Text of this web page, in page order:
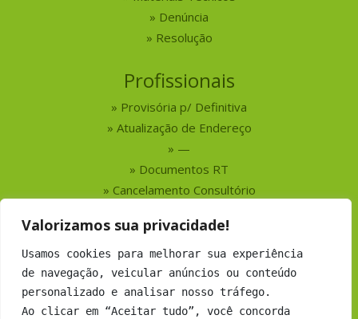
Valorizamos sua privacidade!
Usamos cookies para melhorar sua experiência
de navegação, veicular anúncios ou conteúdo
personalizado e analisar nosso tráfego.
Ao clicar em “Aceitar tudo”, você concorda
Denúncia
Resolução
Profissionais
Provisória p/ Definitiva
Atualização de Endereço
—
Documentos RT
Cancelamento Consultório
Serviços
Busca por Profissionais
Busca por Empresas
Números do CRMV-MS